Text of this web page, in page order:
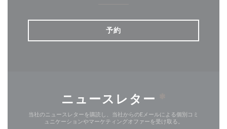
予約
ニュースレター
当社のニュースレターを購読し、当社からのEメールによる個別コミ
ュニケーションやマーケティングオファーを受け取る。